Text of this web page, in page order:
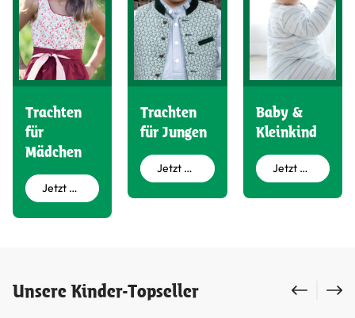
Trachten
für
Mädchen
Jetzt entdecken
Trachten
für Jungen
Jetzt entdecken
Baby &
Kleinkind
Jetzt entdecken
Produktgalerie überspringen
Unsere Kinder-Topseller